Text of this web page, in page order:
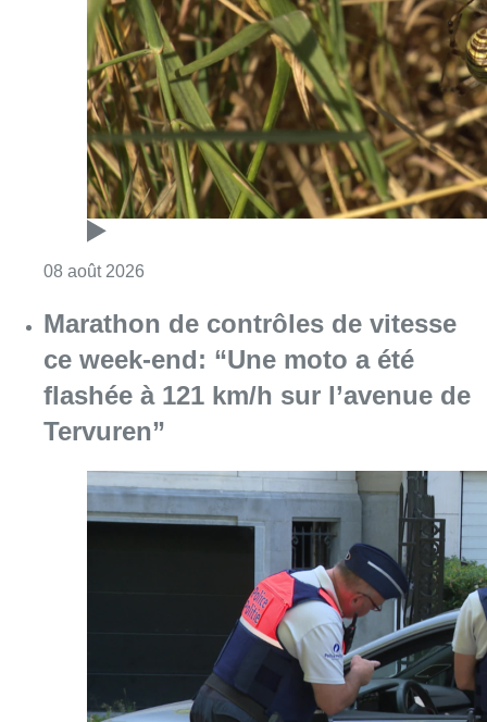
08 août 2026
Marathon de contrôles de vitesse
ce week-end: “Une moto a été
flashée à 121 km/h sur l’avenue de
Tervuren”